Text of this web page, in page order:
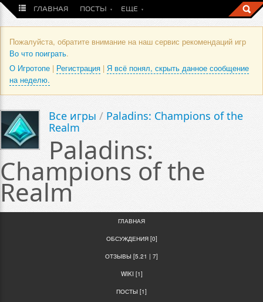
ГЛАВНАЯ ПОСТЫ ЕЩЕ
Пожалуйста, обратите внимание на наш сервис рекомендаций игр
Во что поиграть.
О Игротопе | Регистрация | Я всё понял, скрыть данное сообщение
на неделю.
Все игры / Paladins: Champions of the
Realm
Paladins:
Champions of the
Realm
ГЛАВНАЯ
ОБСУЖДЕНИЯ [0]
ОТЗЫВЫ [5.21 | 7]
WIKI [1]
ПОСТЫ [1]